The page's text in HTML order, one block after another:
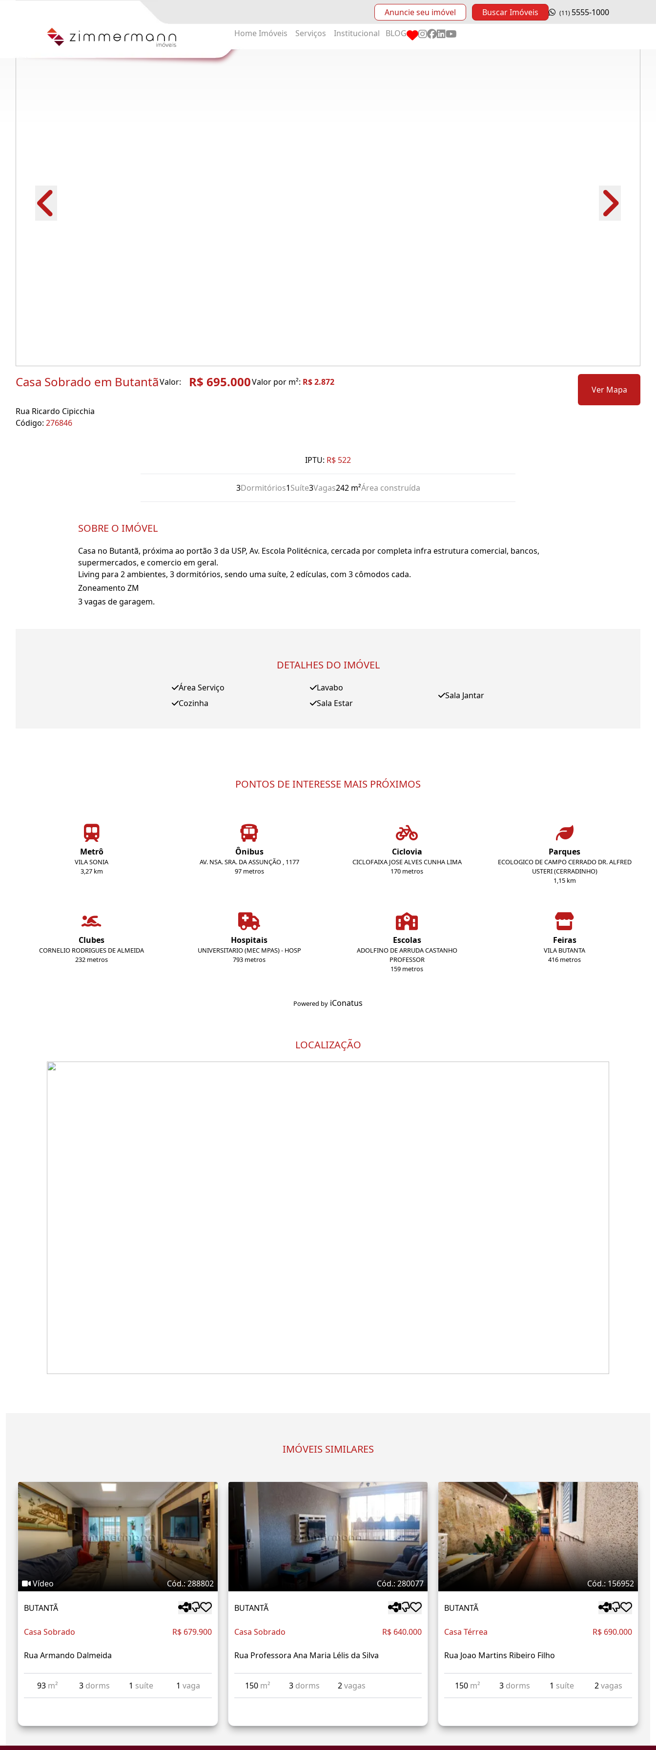
Anuncie seu imóvel Buscar Imóveis (11) 5555-1000
Home Imóveis Serviços Institucional BLOG
Casa Sobrado em ButantãValor: R$ 695.000Valor por m²: R$ 2.872
Rua Ricardo Cipicchia
Código: 276846
Ver Mapa
IPTU: R$ 522
3Dormitórios1Suíte3Vagas242 m²Área construída
SOBRE O IMÓVEL
Casa no Butantã, próxima ao portão 3 da USP, Av. Escola Politécnica, cercada por completa infra estrutura comercial, bancos,
supermercados, e comercio em geral.
Living para 2 ambientes, 3 dormitórios, sendo uma suíte, 2 edículas, com 3 cômodos cada.
Zoneamento ZM
3 vagas de garagem.
DETALHES DO IMÓVEL
Área Serviço
Cozinha
Lavabo
Sala Estar
Sala Jantar
PONTOS DE INTERESSE MAIS PRÓXIMOS
Metrô
VILA SONIA
3,27 km
Ônibus
AV. NSA. SRA. DA ASSUNÇÃO , 1177
97 metros
Ciclovia
CICLOFAIXA JOSE ALVES CUNHA LIMA
170 metros
Parques
ECOLOGICO DE CAMPO CERRADO DR. ALFRED
USTERI (CERRADINHO)
1,15 km
Clubes
CORNELIO RODRIGUES DE ALMEIDA
232 metros
Hospitais
UNIVERSITARIO (MEC MPAS) - HOSP
793 metros
Escolas
ADOLFINO DE ARRUDA CASTANHO
PROFESSOR
159 metros
Feiras
VILA BUTANTA
416 metros
Powered by iConatus
LOCALIZAÇÃO
IMÓVEIS SIMILARES
Vídeo Cód.: 288802
BUTANTÃ
Casa Sobrado R$ 679.900
Rua Armando Dalmeida
93 m² 3 dorms 1 suíte 1vaga
Cód.: 280077
BUTANTÃ
Casa Sobrado R$ 640.000
Rua Professora Ana Maria Lélis da Silva
150 m² 3 dorms 2vagas
Cód.: 156952
BUTANTÃ
Casa Térrea R$ 690.000
Rua Joao Martins Ribeiro Filho
150 m² 3 dorms 1 suíte 2vagas